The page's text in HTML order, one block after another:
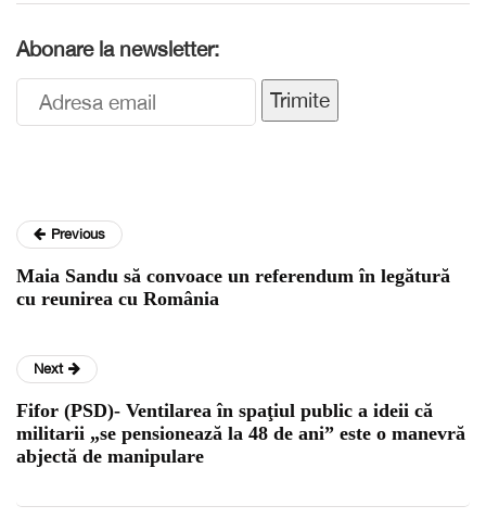
Abonare la newsletter:
Trimite
Previous
Maia Sandu să convoace un referendum în legătură
cu reunirea cu România
Next
Fifor (PSD)- Ventilarea în spaţiul public a ideii că
militarii „se pensionează la 48 de ani” este o manevră
abjectă de manipulare